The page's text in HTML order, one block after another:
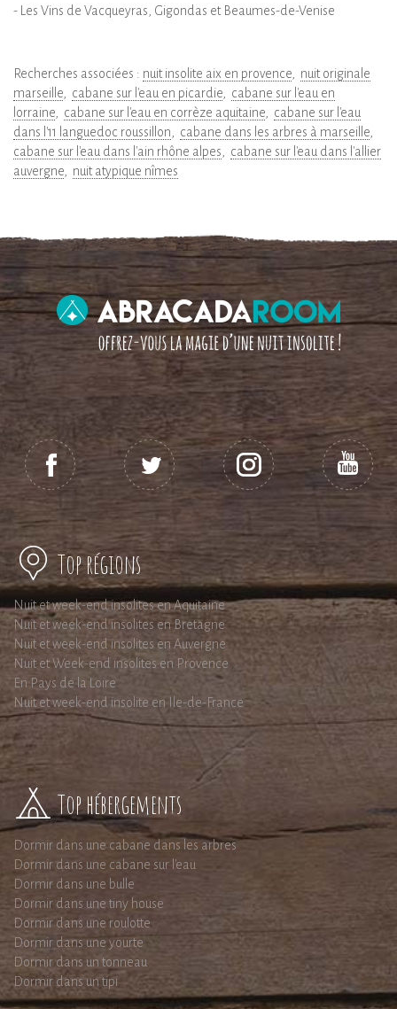
- Les Vins de Vacqueyras, Gigondas et Beaumes-de-Venise
Recherches associées : nuit insolite aix en provence
nuit originale
marseille
cabane sur l'eau en picardie
cabane sur l'eau en
lorraine
cabane sur l'eau en corrèze aquitaine
cabane sur l'eau
dans l'11 languedoc roussillon
cabane dans les arbres à marseille
cabane sur l'eau dans l'ain rhône alpes
cabane sur l'eau dans l'allier
auvergne
nuit atypique nîmes
Top régions
Nuit et week-end insolites en Aquitaine
Nuit et week-end insolites en Bretagne
Nuit et week-end insolites en Auvergne
Nuit et Week-end insolites en Provence
En Pays de la Loire
Nuit et week-end insolite en Ile-de-France
Top hébergements
Dormir dans une cabane dans les arbres
Dormir dans une cabane sur l'eau
Dormir dans une bulle
Dormir dans une tiny house
Dormir dans une roulotte
Dormir dans une yourte
Dormir dans un tonneau
Dormir dans un tipi